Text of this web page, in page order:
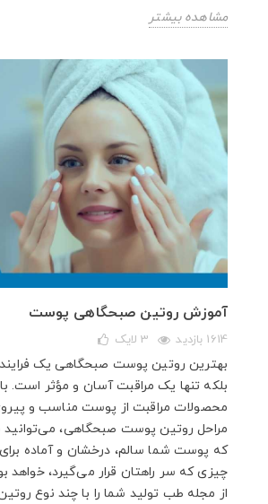
مشاهده بیشتر
آموزش روتین صبحگاهی پوست
1614 بازدید 3 لایک
بهترین روتین پوست صبحگاهی یک
بلکه تنها یک مراقبت آسان و مؤثر است.
محصولات مراقبت از پوست مناسب و
مراحل روتین پوست صبحگاهی،
که پوست شما سالم، درخشان و آماده برای
چیزی که سر راهتان قرار می‌گیرد، خواهد
از مجله طب تولید شما را با چند نوع